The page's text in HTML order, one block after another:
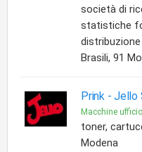
società di
statistiche
Brasili, 91
Prink -Jello
Macchine
toner,
Modena